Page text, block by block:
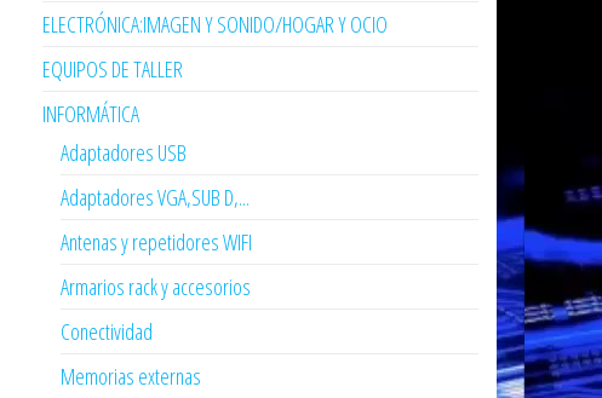
ELECTRÓNICA:IMAGEN Y SONIDO/HOGAR Y OCIO
EQUIPOS DE TALLER
INFORMÁTICA
Adaptadores USB
Adaptadores VGA,SUB D,...
Antenas y repetidores WIFI
Armarios rack y accesorios
Conectividad
Memorias externas